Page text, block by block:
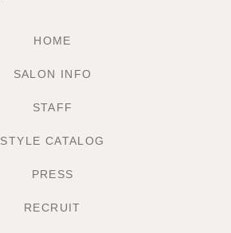
HOME
SALON INFO
STAFF
STYLE CATALOG
PRESS
RECRUIT